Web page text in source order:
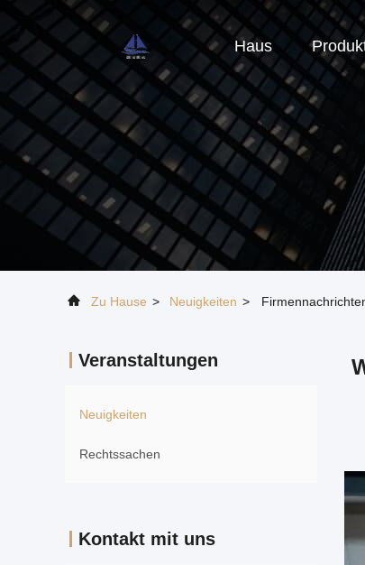
Haus
Zu Hause > Neuigkeiten >
Veranstaltungen
Neuigkeiten
Rechtssachen
Kontakt mit uns